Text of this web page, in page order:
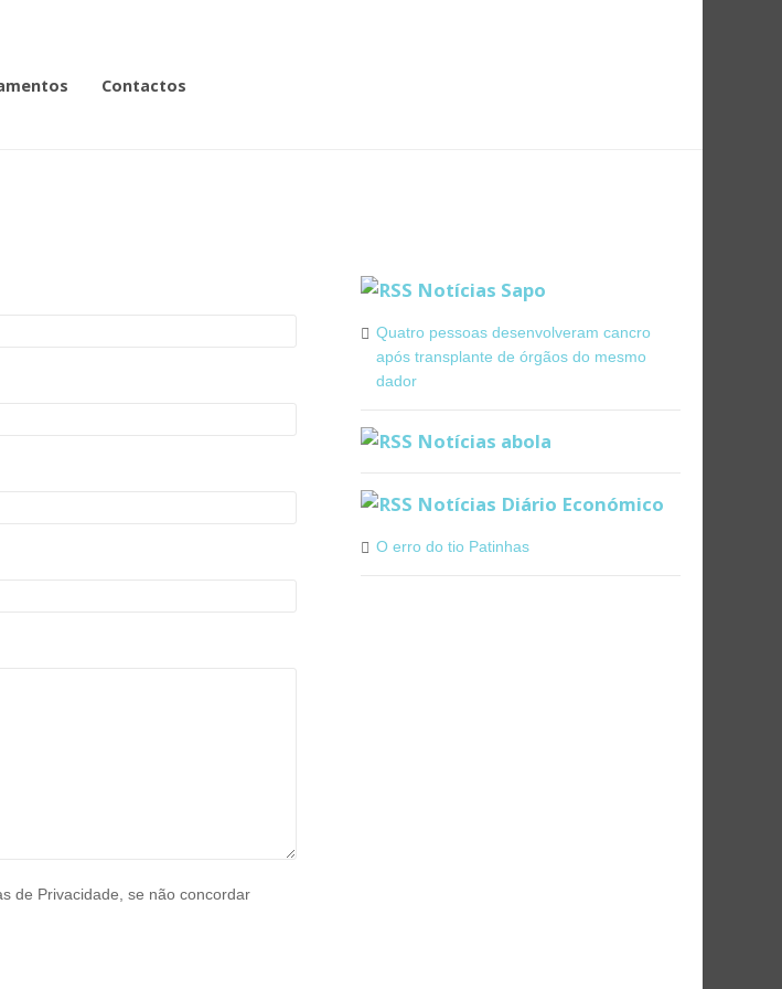
Contactos
de Privacidade, se não concordar
Notícias Sapo
Quatro pessoas desenvolveram cancro
após transplante de órgãos do mesmo
dador
Notícias abola
Notícias Diário Económico
O erro do tio Patinhas